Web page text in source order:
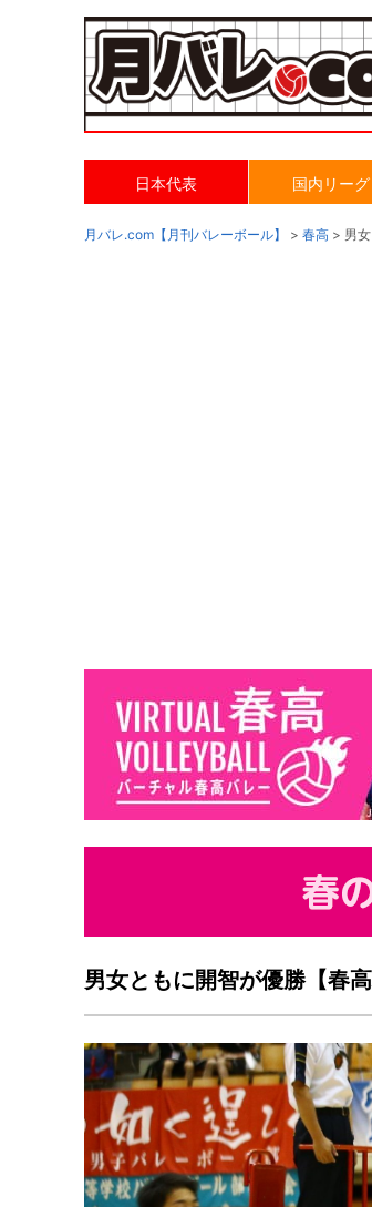
日本代表 国内リーグ
月バレ.com【月刊バレーボール】 > 春高 > 男
男女ともに開智が優勝【春